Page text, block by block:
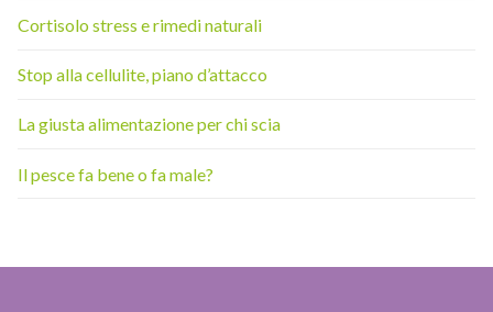
Cortisolo stress e rimedi naturali
Stop alla cellulite, piano d’attacco
La giusta alimentazione per chi scia
Il pesce fa bene o fa male?